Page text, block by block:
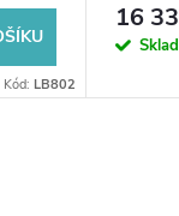
Kód: LB802
16